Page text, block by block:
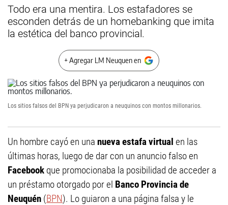
Todo era una mentira. Los estafadores se
esconden detrás de un homebanking que imita
la estética del banco provincial.
+ Agregar LM Neuquen en
Los sitios falsos del BPN ya perjudicaron a neuquinos con montos millonarios.
Un hombre cayó en una nueva estafa virtual en las
últimas horas, luego de dar con un anuncio falso en
Facebook que promocionaba la posibilidad de acceder a
un préstamo otorgado por el Banco Provincia de
Neuquén (BPN). Lo guiaron a una página falsa y le